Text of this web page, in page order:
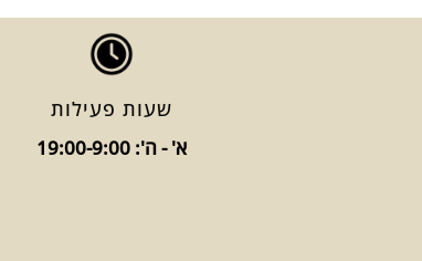
שעות פעילות
א' - ה': 19:00-9:00